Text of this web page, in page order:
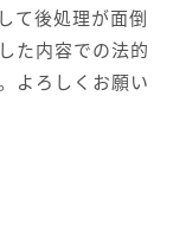
て後処理が面倒
た内容での法的
よろしくお願い